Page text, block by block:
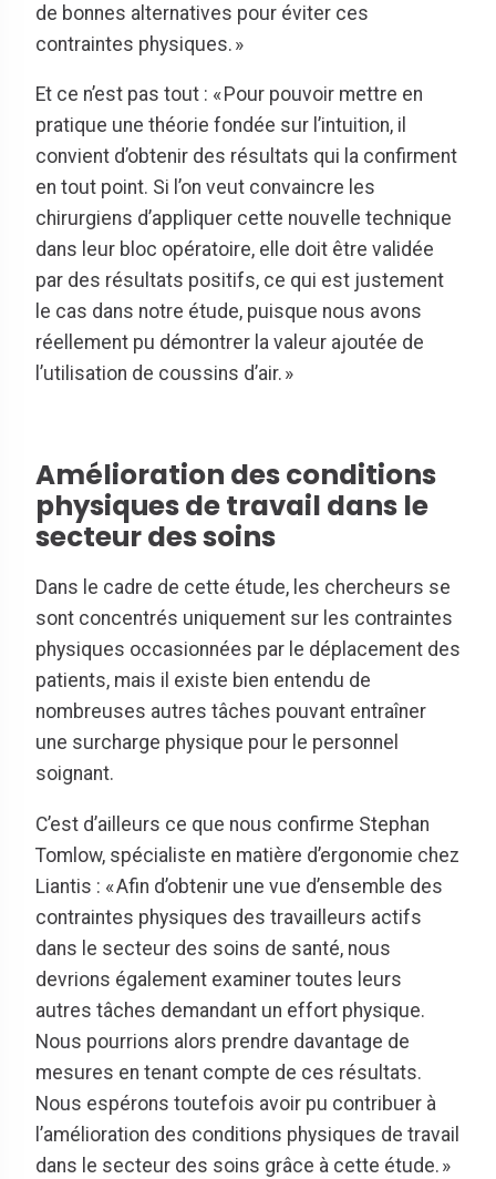
de bonnes alternatives pour éviter ces
contraintes physiques. »
Et ce n’est pas tout : « Pour pouvoir mettre en
pratique une théorie fondée sur l’intuition, il
convient d’obtenir des résultats qui la confirment
en tout point. Si l’on veut convaincre les
chirurgiens d’appliquer cette nouvelle technique
dans leur bloc opératoire, elle doit être validée
par des résultats positifs, ce qui est justement
le cas dans notre étude, puisque nous avons
réellement pu démontrer la valeur ajoutée de
l’utilisation de coussins d’air. »
Amélioration des conditions
physiques de travail dans le
secteur des soins
Dans le cadre de cette étude, les chercheurs se
sont concentrés uniquement sur les contraintes
physiques occasionnées par le déplacement des
patients, mais il existe bien entendu de
nombreuses autres tâches pouvant entraîner
une surcharge physique pour le personnel
soignant.
C’est d’ailleurs ce que nous confirme Stephan
Tomlow, spécialiste en matière d’ergonomie chez
Liantis : « Afin d’obtenir une vue d’ensemble des
contraintes physiques des travailleurs actifs
dans le secteur des soins de santé, nous
devrions également examiner toutes leurs
autres tâches demandant un effort physique.
Nous pourrions alors prendre davantage de
mesures en tenant compte de ces résultats.
Nous espérons toutefois avoir pu contribuer à
l’amélioration des conditions physiques de travail
dans le secteur des soins grâce à cette étude. »